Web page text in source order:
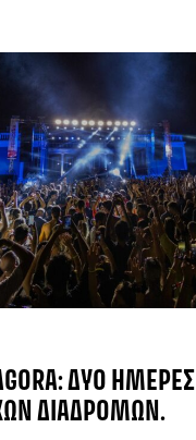
ΔΎΟ
ΔΙΑΔΡΟΜΏΝ.